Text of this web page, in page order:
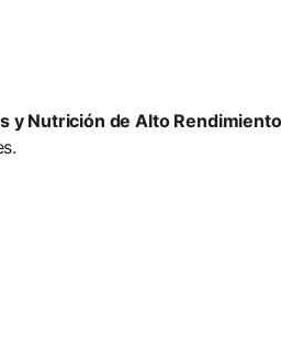
y Nutrición de Alto Rendimiento